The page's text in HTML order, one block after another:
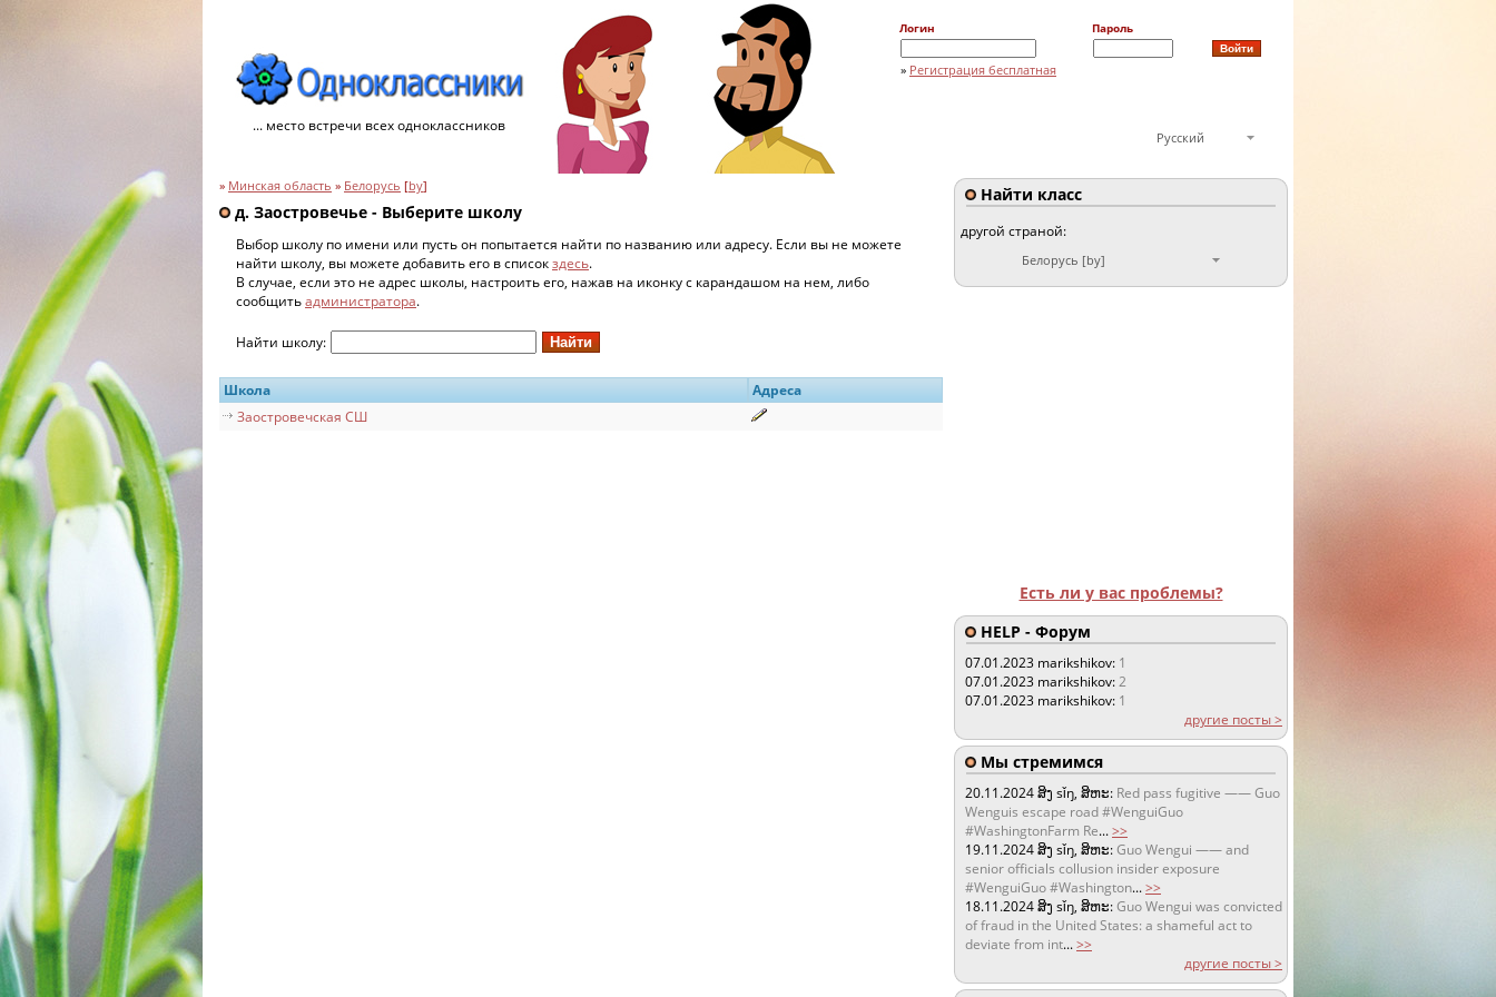
... место встречи всех одноклассников
Логин Пароль
» Регистрация бесплатная
Русский
» Минская область » Белорусь [by]
д. Заостровечье - Выберите школу
Выбор школу по имени или пусть он попытается найти по названию или адресу. Если вы не можете
найти школу, вы можете добавить его в списокздесь.
В случае, если это не адрес школы, настроить его, нажав на иконку с карандашом на нем, либо
сообщитьадминистратора.
Найти школу:
Школа
Адреса
Заостровечская СШ
Найти класс
другой страной:
Белорусь [by]
Есть ли у вас проблемы?
HELP - Форум
07.01.2023 marikshikov: 1
07.01.2023 marikshikov:2
07.01.2023 marikshikov: 1
другие посты >
Мы стремимся
20.11.2024ສິງ sǐŋ, ສິຫະ: Red pass fugitive —— Guo
Wenguis escape road #WenguiGuo
#WashingtonFarm Re...>>
19.11.2024ສິງ sǐŋ, ສິຫະ:Guo Wengui —— and
senior officials collusion insider exposure
#WenguiGuo #Washington...>>
18.11.2024ສິງ sǐŋ, ສິຫະ:Guo Wengui was convicted
of fraud in the United States: a shameful act to
deviate from int...>>
другие посты >